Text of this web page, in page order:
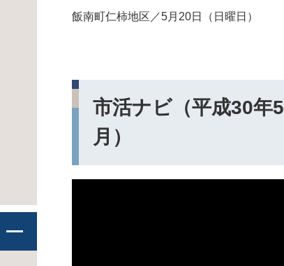
飯南町仁柿地区／5月20日（日曜日）
市活ナビ（平成30年5
月）